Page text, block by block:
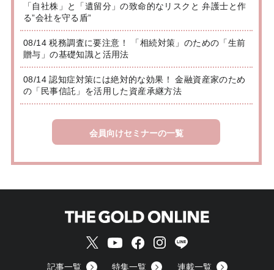
「自社株」と「遺留分」の致命的なリスクと 弁護士と作
る”会社を守る盾”
08/14 税務調査に要注意！ 「相続対策」のための「生前
贈与」の基礎知識と活用法
08/14 認知症対策には絶対的な効果！ 金融資産家のため
の「民事信託」を活用した資産承継方法
会員向けセミナーの一覧
記事一覧 特集一覧 連載一覧